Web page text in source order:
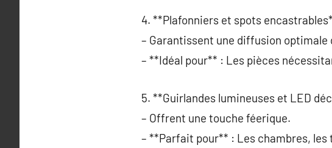
4. **Plafonniers et spots
– Garantissent une diffusion optimale
– **Idéal pour** : Les pièces
5. **Guirlandes lumineuses et LED
– Offrent une touche féerique.
– **Parfait pour** : Les chambres,